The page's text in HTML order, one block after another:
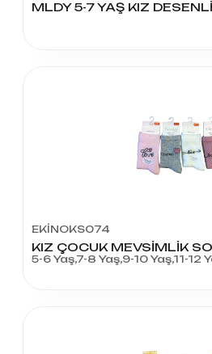
EKİNOKS074
KIZ ÇOCUK MEVSİMLİK
5-6 Yaş,7-8 Yaş,9-10 Yaş,11-12